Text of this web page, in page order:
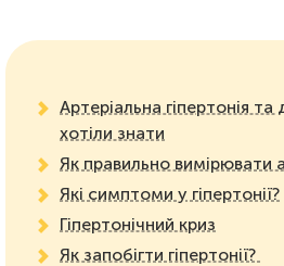
Артеріальна гіпертонія
хотіли знати
Як правильно вимірювати
Які симптоми у гіпертонії?
Гіпертонічний криз
Як запобігти гіпертонії?